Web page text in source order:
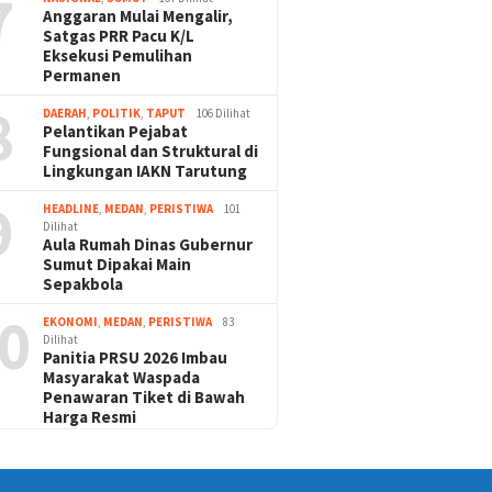
Anggaran Mulai Mengalir,
Satgas PRR Pacu K/L
Eksekusi Pemulihan
Permanen
DAERAH, POLITIK, TAPUT 106 Dilihat
Pelantikan Pejabat
Fungsional dan Struktural di
Lingkungan IAKN Tarutung
HEADLINE, MEDAN, PERISTIWA
101
Dilihat
Aula Rumah Dinas Gubernur
Sumut Dipakai Main
Sepakbola
EKONOMI, MEDAN, PERISTIWA
83
Dilihat
Panitia PRSU 2026 Imbau
Masyarakat Waspada
Penawaran Tiket di Bawah
Harga Resmi